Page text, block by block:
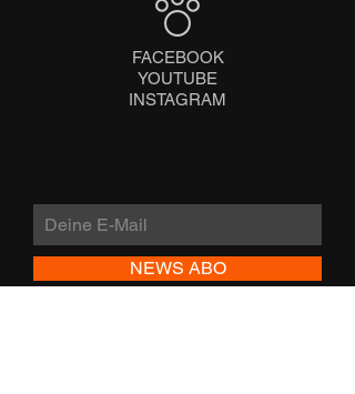
FACEBOOK
YOUTUBE
INSTAGRAM
NEWS ABO